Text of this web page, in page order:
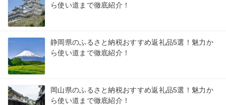
ら使い道まで徹底紹介！
静岡県のふるさと納税おすすめ返礼品5選！魅力か
ら使い道まで徹底紹介！
岡山県のふるさと納税おすすめ返礼品5選！魅力か
ら使い道まで徹底紹介！